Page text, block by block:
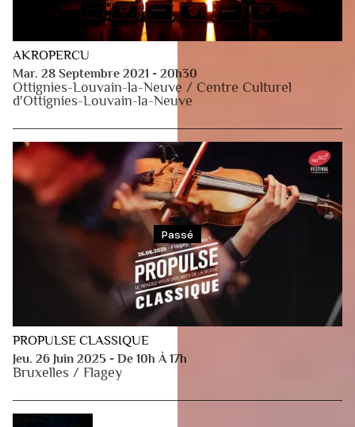
AKROPERCU
Mar. 28 Septembre 2021 - 20h30
Ottignies-Louvain-la-Neuve / Centre Culturel
d'Ottignies-Louvain-la-Neuve
Passé
PROPULSE CLASSIQUE
Jeu. 26 Juin 2025 - De 10h À 17h
Bruxelles / Flagey